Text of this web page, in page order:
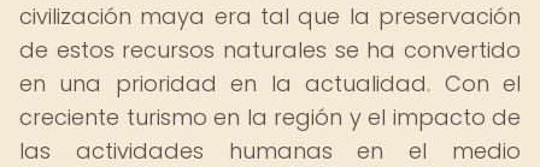
civilización maya era tal que la preservación
de estos recursos naturales se ha convertido
en una prioridad en la actualidad. Con el
creciente turismo en la región y el impacto de
las actividades humanas en el medio